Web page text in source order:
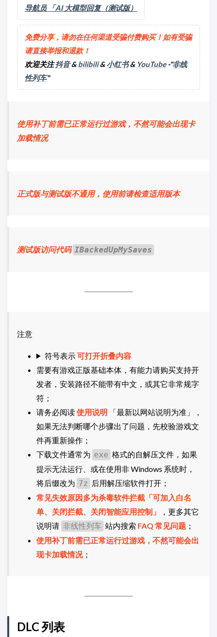
导航员 「AI 大模型回复（测试版）
免费分享，请勿在任何渠道受骗付费购买！如有受骗
请直接举报和退款！
欢迎关注抖音& bilibili&小红书& YouTube-"非线
性列车"
使用补丁前需已正常运行过游戏，不然可能会出现卡
加载情况
正式版与测试版不通用，使用前请检查适用版本
测试版访问代码 IBackedUpMySaves
注意
符号表示可打开折叠内容
需要有游戏正版基础本体，有能力请购买支持开
发者，安装路径不能带有中文，或其它非常规字
符；
请务必阅读使用说明
「最新以网站说明为准」，
如果无法判断哪个步骤出了问题，先校验游戏文
件再重新操作；
下载文件通常为 exe 格式的自解压文件，如果
提示无法运行、或在使用非 Windows 系统时，
将后缀改为 7z 后用解压缩软件打开；
常见失效原因多为杀毒软件拦截「可加入白名
单、关闭拦截、关闭智能应用控制」
，更多其它
说明请 非线性列车 站内搜索 FAQ 常见问题 ；
使用补丁前需已正常运行过游戏，不然可能会出
现卡加载情况；
DLC 列表